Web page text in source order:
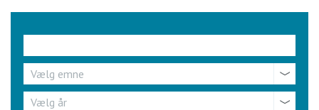
Emne
Vælg emne
ÅrVælg år